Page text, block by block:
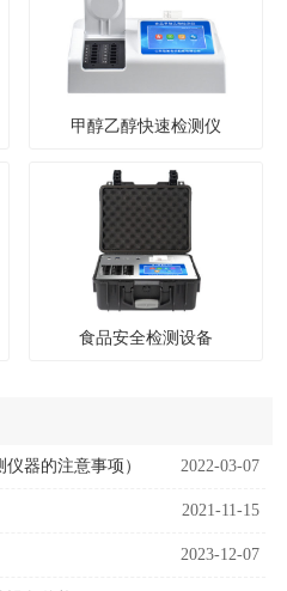
甲醇乙醇快速检测仪
食品安全检测设备
器的注意事项） 2022-03-07
2021-11-15
2023-12-07